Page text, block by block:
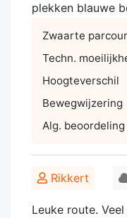
plekken blauwe
Zwaarte
Techn.
Hoogteverschil
Bewegwijzering
Alg. beoordeling
Rikkert
Leuke route.